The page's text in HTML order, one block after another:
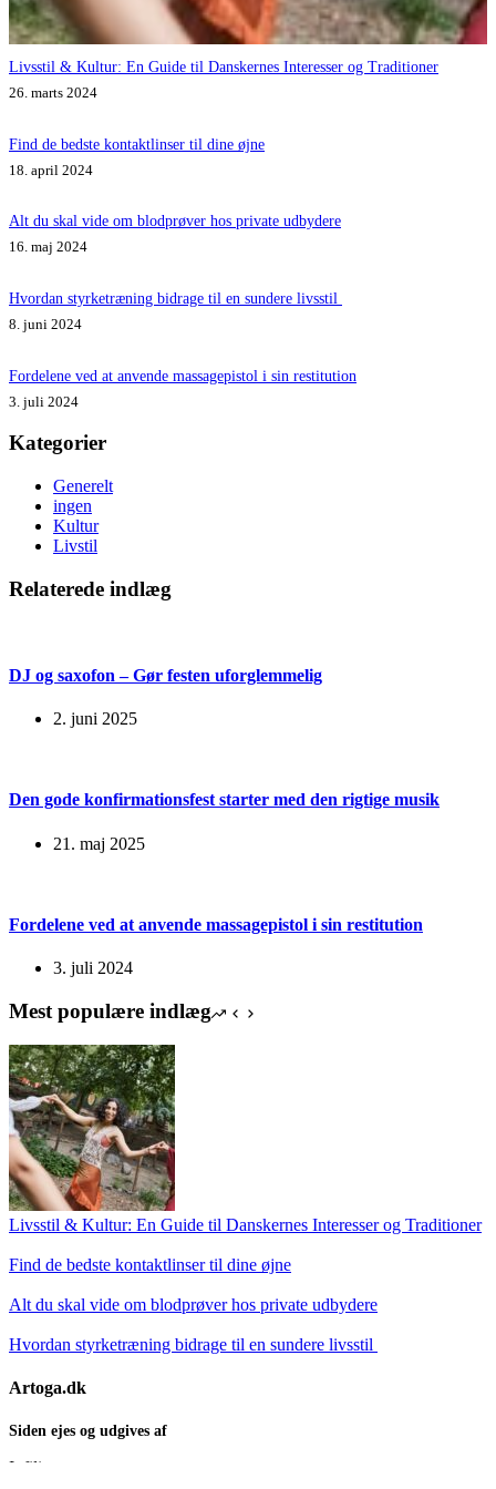
Livsstil & Kultur: En Guide til Danskernes Interesser og Traditioner
26. marts 2024
Find de bedste kontaktlinser til dine øjne
18. april 2024
Alt du skal vide om blodprøver hos private udbydere
16. maj 2024
Hvordan styrketræning bidrage til en sundere livsstil
8. juni 2024
Fordelene ved at anvende massagepistol i sin restitution
3. juli 2024
Kategorier
Generelt
ingen
Kultur
Livstil
Relaterede indlæg
DJ og saxofon – Gør festen uforglemmelig
2. juni 2025
Den gode konfirmationsfest starter med den rigtige musik
21. maj 2025
Fordelene ved at anvende massagepistol i sin restitution
3. juli 2024
Mest populære indlæg
Livsstil & Kultur: En Guide til Danskernes Interesser og Traditioner
Find de bedste kontaktlinser til dine øjne
Alt du skal vide om blodprøver hos private udbydere
Hvordan styrketræning bidrage til en sundere livsstil
Artoga.dk
Siden ejes og udgives af
Infili